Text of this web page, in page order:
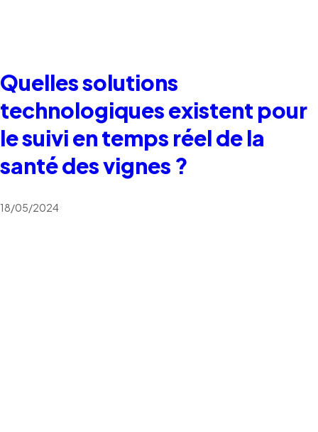
Quelles solutions
technologiques existent pour
le suivi en temps réel de la
santé des vignes ?
18/05/2024